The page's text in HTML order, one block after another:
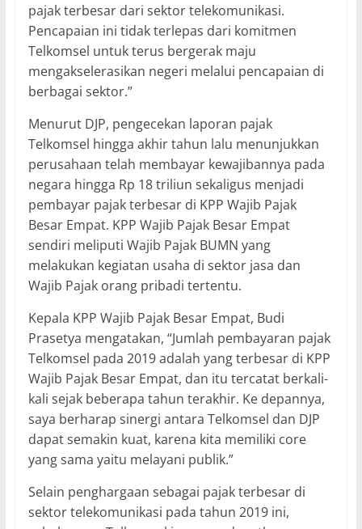
pajak terbesar dari sektor telekomunikasi.
Pencapaian ini tidak terlepas dari komitmen
Telkomsel untuk terus bergerak maju
mengakselerasikan negeri melalui pencapaian di
berbagai sektor.”
Menurut DJP, pengecekan laporan pajak
Telkomsel hingga akhir tahun lalu menunjukkan
perusahaan telah membayar kewajibannya pada
negara hingga Rp 18 triliun sekaligus menjadi
pembayar pajak terbesar di KPP Wajib Pajak
Besar Empat. KPP Wajib Pajak Besar Empat
sendiri meliputi Wajib Pajak BUMN yang
melakukan kegiatan usaha di sektor jasa dan
Wajib Pajak orang pribadi tertentu.
Kepala KPP Wajib Pajak Besar Empat, Budi
Prasetya mengatakan, “Jumlah pembayaran pajak
Telkomsel pada 2019 adalah yang terbesar di KPP
Wajib Pajak Besar Empat, dan itu tercatat berkali-
kali sejak beberapa tahun terakhir. Ke depannya,
saya berharap sinergi antara Telkomsel dan DJP
dapat semakin kuat, karena kita memiliki core
yang sama yaitu melayani publik.”
Selain penghargaan sebagai pajak terbesar di
sektor telekomunikasi pada tahun 2019 ini,